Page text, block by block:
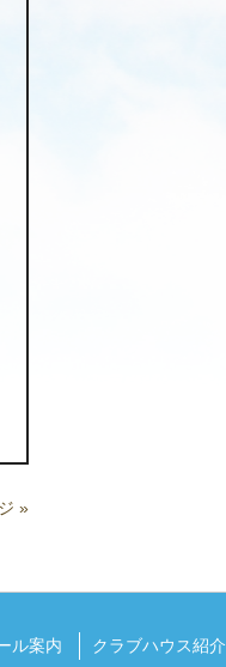
»
ル案内 クラブハウス紹介